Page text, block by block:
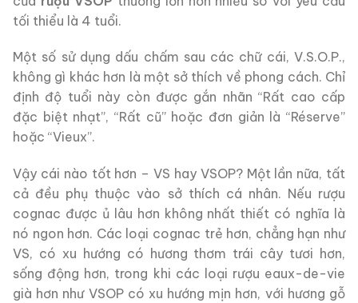
tối thiểu là 4 tuổi.
Một số sử dụng dấu chấm sau các chữ cái, V.S.O.P.,
không gì khác hơn là một sở thích về phong cách. Chỉ
định độ tuổi này còn được gắn nhãn “Rất cao cấp
đặc biệt nhạt”, “Rất cũ” hoặc đơn giản là “Réserve”
hoặc “Vieux”.
Vậy cái nào tốt hơn – VS hay VSOP? Một lần nữa, tất
cả đều phụ thuộc vào sở thích cá nhân. Nếu rượu
cognac được ủ lâu hơn không nhất thiết có nghĩa là
nó ngon hơn. Các loại cognac trẻ hơn, chẳng hạn như
VS, có xu hướng có hương thơm trái cây tươi hơn,
sống động hơn, trong khi các loại rượu eaux-de-vie
già hơn như VSOP có xu hướng mịn hơn, với hương gỗ